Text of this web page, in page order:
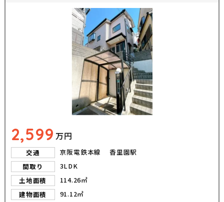
2,599 万円
交通
京阪電鉄本線 香里園駅
間取り
3LDK
土地面積
114.26㎡
建物面積
91.12㎡